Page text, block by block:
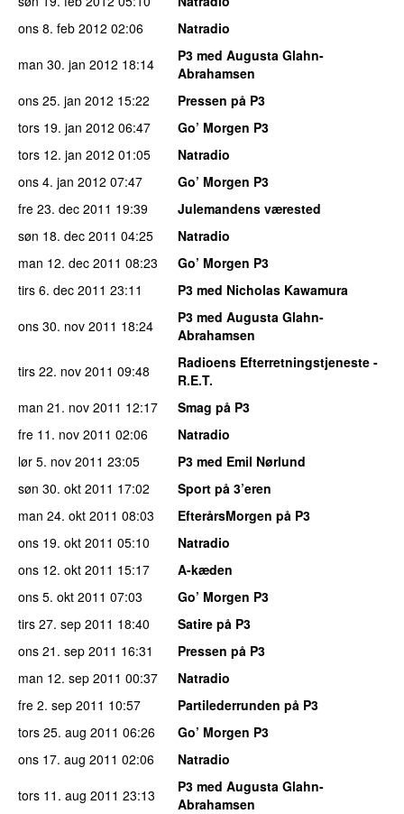
ons 8. feb 2012 02:06
Natradio
man 30. jan 2012 18:14
P3 med Augusta Glahn-
Abrahamsen
ons 25. jan 2012 15:22
Pressen på P3
tors 19. jan 2012 06:47
Go’ Morgen P3
tors 12. jan 2012 01:05
Natradio
ons 4. jan 2012 07:47
Go’ Morgen P3
fre 23. dec 2011 19:39
Julemandens værested
søn 18. dec 2011 04:25
Natradio
man 12. dec 2011 08:23
Go’ Morgen P3
tirs 6. dec 2011 23:11
P3 med Nicholas Kawamura
ons 30. nov 2011 18:24
P3 med Augusta Glahn-
Abrahamsen
tirs 22. nov 2011 09:48
Radioens Efterretningstjeneste -
R.E.T.
man 21. nov 2011 12:17
Smag på P3
fre 11. nov 2011 02:06
Natradio
lør 5. nov 2011 23:05
P3 med Emil Nørlund
søn 30. okt 2011 17:02
Sport på 3’eren
man 24. okt 2011 08:03
EfterårsMorgen på P3
ons 19. okt 2011 05:10
Natradio
ons 12. okt 2011 15:17
A-kæden
ons 5. okt 2011 07:03
Go’ Morgen P3
tirs 27. sep 2011 18:40
Satire på P3
ons 21. sep 2011 16:31
Pressen på P3
man 12. sep 2011 00:37
Natradio
fre 2. sep 2011 10:57
Partilederrunden på P3
tors 25. aug 2011 06:26
Go’ Morgen P3
ons 17. aug 2011 02:06
Natradio
tors 11. aug 2011 23:13
P3 med Augusta Glahn-
Abrahamsen